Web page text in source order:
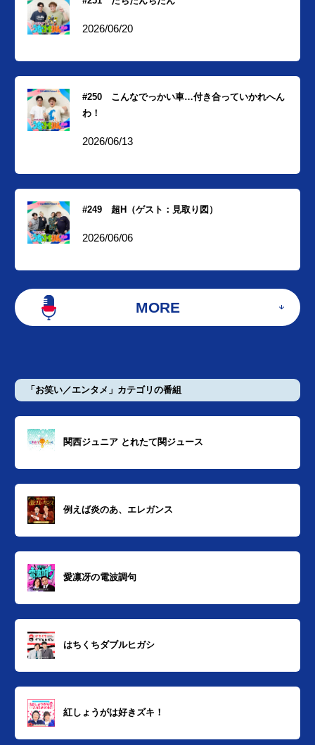
2026/06/20
#250 こんなでっかい車…付き合っていかれへん
わ！
2026/06/13
#249 超H（ゲスト：見取り図）
2026/06/06
MORE
「お笑い／エンタメ」カテゴリの番組
関西ジュニア とれたて関ジュース
例えば炎のあ、エレガンス
愛凛冴の電波調句
はちくちダブルヒガシ
紅しょうがは好きズキ！